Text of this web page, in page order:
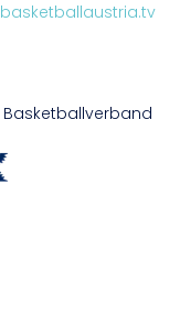
basketballaustria.tv
Basketballverband